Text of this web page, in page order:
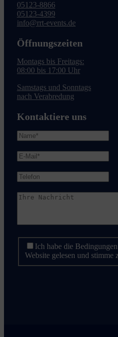
05123-8866
05123-4399
info@rrt-events.de
Öffnungszeiten
Montags bis Freitags:
08:00 bis 17:00 Uhr
Samstags und Sonntags
nach Verabredung
Kontaktiere uns
Ich habe die
Website gelesen und stimme